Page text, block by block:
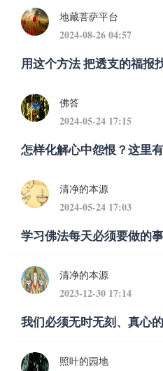
地藏菩萨平台
2024-08-26 04:57
用这个方法 把透支的福报
佛答
2024-05-24 17:15
怎样化解心中怨恨？这里
清净的本源
2024-05-24 17:03
学习佛法每天必须要做的
清净的本源
2023-12-30 17:14
我们必须无时无刻、真心
照叶的园地